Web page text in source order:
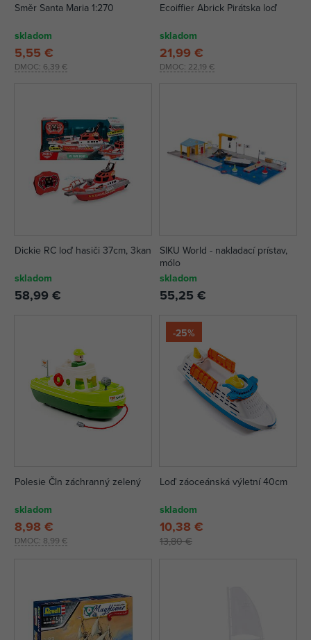
Směr Santa Maria 1:270
skladom
DMOC: 6,39 €
5,55 €
Ecoiffier Abrick Pirátska loď
skladom
DMOC: 22,19 €
21,99 €
Dickie RC loď hasiči 37cm, 3kan
skladom
58,99 €
SIKU World - nakladací prístav,
mólo
skladom
55,25 €
Polesie Čln záchranný zelený
skladom
DMOC: 8,99 €
8,98 €
-25%
Loď záoceánská výletní 40cm
skladom
13,80 €
10,38 €